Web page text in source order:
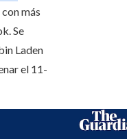
más
Se
Laden
el 11-